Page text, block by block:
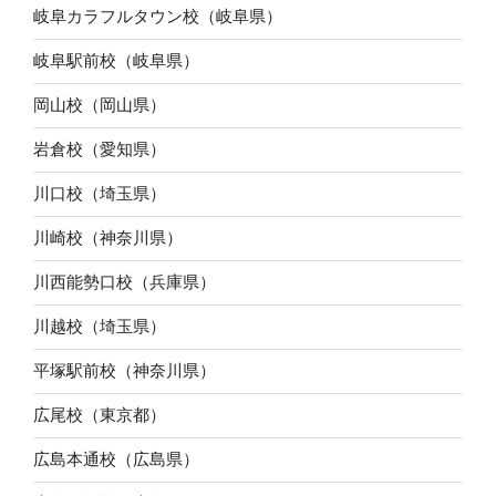
岐阜カラフルタウン校（岐阜県）
岐阜駅前校（岐阜県）
岡山校（岡山県）
岩倉校（愛知県）
川口校（埼玉県）
川崎校（神奈川県）
川西能勢口校（兵庫県）
川越校（埼玉県）
平塚駅前校（神奈川県）
広尾校（東京都）
広島本通校（広島県）